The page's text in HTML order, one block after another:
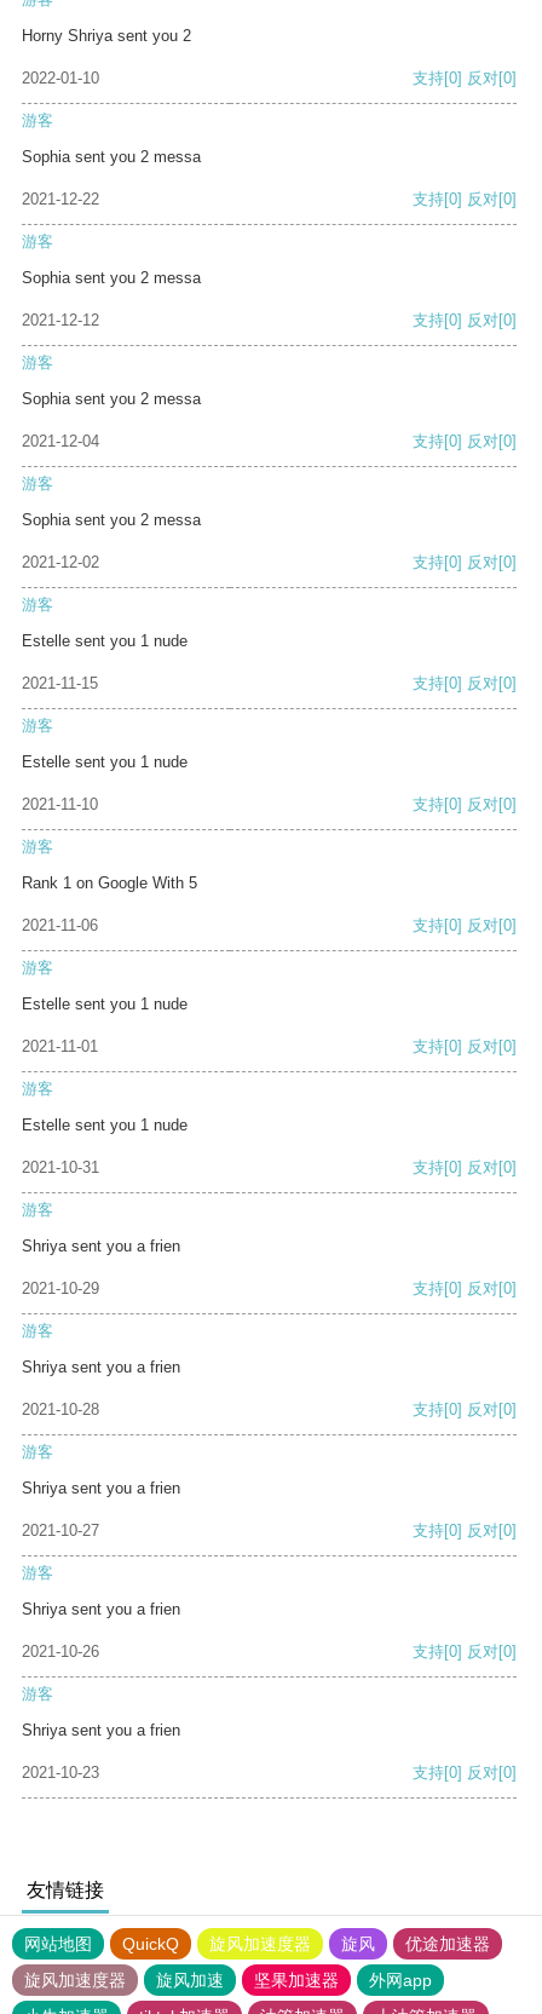
Horny Shriya sent you 2
2022-01-10 支持[0] 反对[0]
游客
Sophia sent you 2 messa
2021-12-22 支持[0] 反对[0]
游客
Sophia sent you 2 messa
2021-12-12 支持[0] 反对[0]
游客
Sophia sent you 2 messa
2021-12-04 支持[0] 反对[0]
游客
Sophia sent you 2 messa
2021-12-02 支持[0] 反对[0]
游客
Estelle sent you 1 nude
2021-11-15 支持[0] 反对[0]
游客
Estelle sent you 1 nude
2021-11-10 支持[0] 反对[0]
游客
Rank 1 on Google With 5
2021-11-06 支持[0] 反对[0]
游客
Estelle sent you 1 nude
2021-11-01 支持[0] 反对[0]
游客
Estelle sent you 1 nude
2021-10-31 支持[0] 反对[0]
游客
Shriya sent you a frien
2021-10-29 支持[0] 反对[0]
游客
Shriya sent you a frien
2021-10-28 支持[0] 反对[0]
游客
Shriya sent you a frien
2021-10-27 支持[0] 反对[0]
游客
Shriya sent you a frien
2021-10-26 支持[0] 反对[0]
游客
Shriya sent you a frien
2021-10-23 支持[0] 反对[0]
友情链接
网站地图 QuickQ 旋风加速度器 旋风
优途加速器
旋风加速度器
旋风加速 坚果加速器
外网app